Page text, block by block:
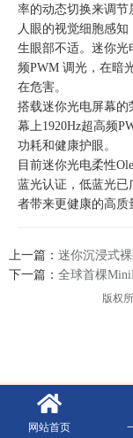
率的动态切换来调节
人眼的视觉细胞感
生眼部不适。迷你光
频PWM 调光，在暗
在危害。
搭载迷你光电屏幕的
幕上1920Hz超高频
功耗和健康护眼。
目前迷你光电柔性
蓝光认证，低蓝光
者带来更健康的高质
上一篇： 迷你沉浸式裸
下一篇： 全球首棵
版权
网站首页